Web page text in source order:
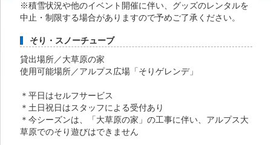
※積雪状況や他のイベント開催に伴い、グッズのレンタルを
中止・制限する場合がありますので予めご了承ください。
そり・スノーチューブ
貸出場所／大草原の家
使用可能場所／アルプス広場「そりゲレンデ」
＊平日はセルフサービス
＊土日祝日はスタッフによる受付あり
＊今シーズンは、「大草原の家」の工事に伴い、アルプス大
草原でのそり遊びはできません